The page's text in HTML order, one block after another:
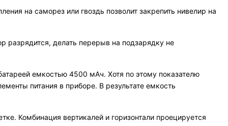
на саморез или гвоздь позволит закрепить нивелир на
разрядится, делать перерыв на подзарядку не
емкостью 4500 мАч. Хотя по этому показателю
питания в приборе. В результате емкость
Комбинация вертикалей и горизонтали проецируется